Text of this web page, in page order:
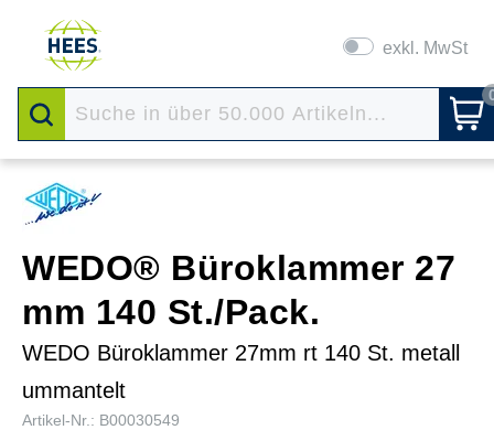
exkl. MwSt
WEDO® Büroklammer 27
mm 140 St./Pack.
WEDO Büroklammer 27mm rt 140 St. metall
ummantelt
Artikel-Nr.: B00030549